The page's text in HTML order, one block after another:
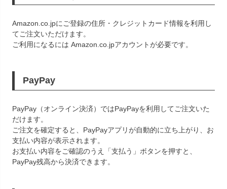
Amazon.co.jpにご登録の住所・クレジットカード情報を利用し
てご注文いただけます。
ご利用になるには Amazon.co.jpアカウントが必要です。
PayPay
PayPay（オンライン決済）ではPayPayを利用してご注文いた
だけます。
ご注文を確定すると、PayPayアプリが自動的に立ち上がり、お
支払い内容が表示されます。
お支払い内容をご確認のうえ「支払う」ボタンを押すと、
PayPay残高から決済できます。